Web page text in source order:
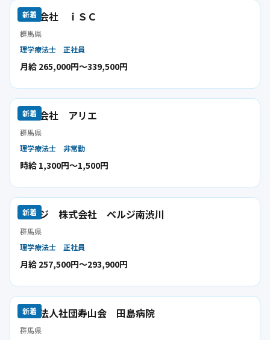
新着
株式会社 ｉＳＣ
群馬県
理学療法士 正社員
月給 265,000円〜339,500円
新着
株式会社 アリエ
群馬県
理学療法士 非常勤
時給 1,300円〜1,500円
新着
ベルジ 株式会社 ベルジ南渋川
群馬県
理学療法士 正社員
月給 257,500円〜293,900円
新着
医療法人社団寿山会 田島病院
群馬県